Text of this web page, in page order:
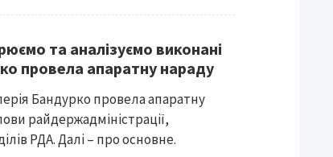
та аналізуємо виконані
провела апаратну нараду
Бандурко провела апаратну
райдержадміністрації,
РДА. Далі – про основне.